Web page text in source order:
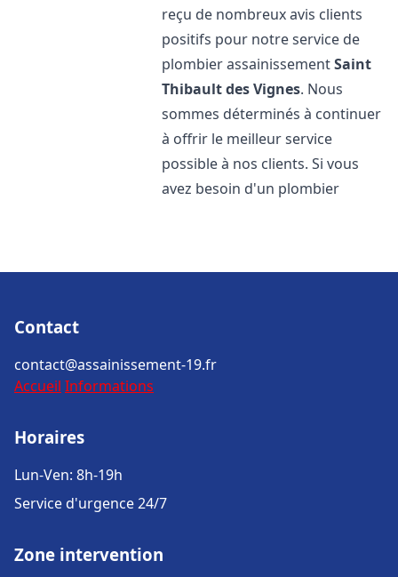
reçu de nombreux avis clients
positifs pour notre service de
plombier assainissementSaint
Thibault des Vignes. Nous
sommes déterminés à continuer
à offrir le meilleur service
possible à nos clients. Si vous
avez besoin d'un plombier
Contact
contact@assainissement-19.fr
Accueil Informations
Horaires
Lun-Ven: 8h-19h
Service d'urgence 24/7
Zone intervention